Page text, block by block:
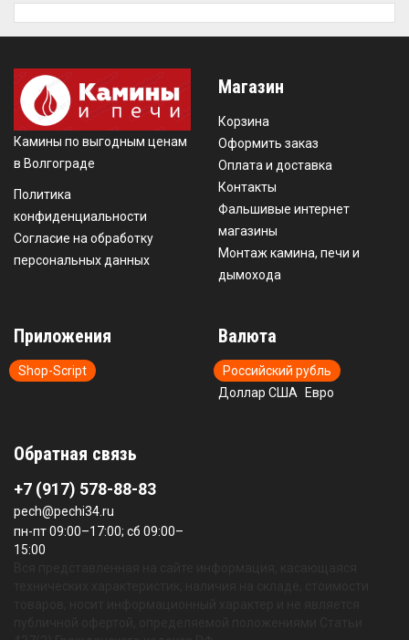
Камины по выгодным ценам
в Волгограде
Политика
конфиденциальности
Согласие на обработку
персональных данных
Магазин
Корзина
Оформить заказ
Оплата и доставка
Контакты
Фальшивые интернет
магазины
Монтаж камина, печи и
дымохода
Приложения
Shop-Script
Валюта
Российский рубль
Доллар США
Евро
Обратная связь
+7 (917) 578-88-83
pech@pechi34.ru
пн-пт 09:00–17:00; сб 09:00–
15:00